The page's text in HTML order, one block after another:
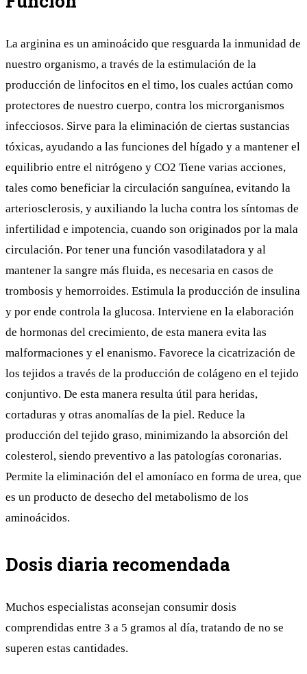
La arginina es un aminoácido que resguarda la inmunidad de
nuestro organismo, a través de la estimulación de la
producción de linfocitos en el timo, los cuales actúan como
protectores de nuestro cuerpo, contra los microrganismos
infecciosos. Sirve para la eliminación de ciertas sustancias
tóxicas, ayudando a las funciones del hígado y a mantener el
equilibrio entre el nitrógeno y CO2 Tiene varias acciones,
tales como beneficiar la circulación sanguínea, evitando la
arteriosclerosis, y auxiliando la lucha contra los síntomas de
infertilidad e impotencia, cuando son originados por la mala
circulación. Por tener una función vasodilatadora y al
mantener la sangre más fluida, es necesaria en casos de
trombosis y hemorroides. Estimula la producción de insulina
y por ende controla la glucosa. Interviene en la elaboración
de hormonas del crecimiento, de esta manera evita las
malformaciones y el enanismo. Favorece la cicatrización de
los tejidos a través de la producción de colágeno en el tejido
conjuntivo. De esta manera resulta útil para heridas,
cortaduras y otras anomalías de la piel. Reduce la
producción del tejido graso, minimizando la absorción del
colesterol, siendo preventivo a las patologías coronarias.
Permite la eliminación del el amoníaco en forma de urea, que
es un producto de desecho del metabolismo de los
aminoácidos.
Dosis diaria recomendada
Muchos especialistas aconsejan consumir dosis
comprendidas entre 3 a 5 gramos al día, tratando de no se
superen estas cantidades.